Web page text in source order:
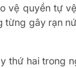
vệ quyền tự
gây rạn
thứ hai trong